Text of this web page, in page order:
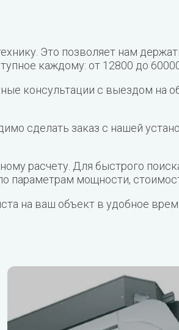
Это позволяет нам
каждому: от 12800 до
консультации с выездом на
сделать заказ с нашей
расчету. Для быстрого
параметрам мощности,
на ваш объект в удобное